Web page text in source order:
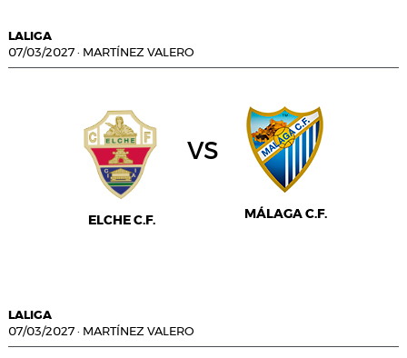
LALIGA
07/03/2027 · MARTÍNEZ VALERO
ELCHE C.F.
vs
MÁLAGA C.F.
LALIGA
07/03/2027 · MARTÍNEZ VALERO